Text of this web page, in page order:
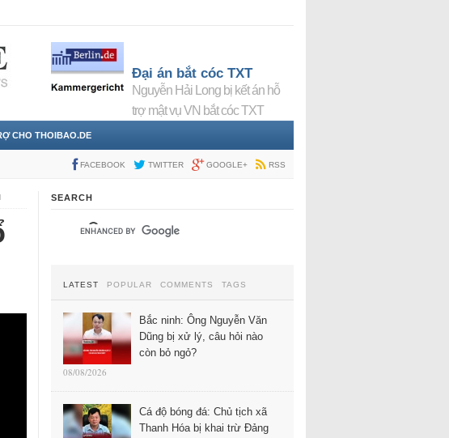
Đại án bắt cóc TXT
Nguyễn Hải Long bị kết án hỗ
trợ mật vụ VN bắt cóc TXT
CHO THOIBAO.DE
FACEBOOK TWITTER GOOGLE+ RSS
SEARCH
LATEST POPULAR COMMENTS TAGS
Bắc ninh: Ông Nguyễn Văn
Dũng bị xử lý, câu hỏi nào
còn bỏ ngỏ?
08/08/2026
Cá độ bóng đá: Chủ tịch xã
Thanh Hóa bị khai trừ Đảng